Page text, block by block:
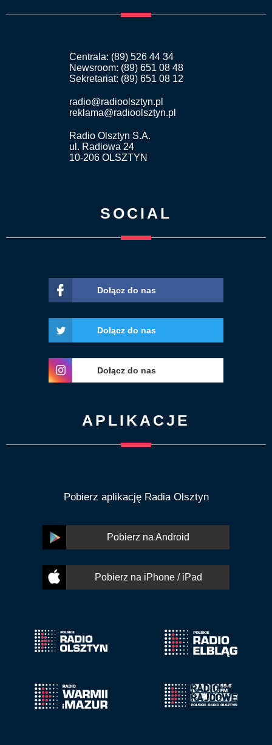
Centrala: (89) 526 44 34
Newsroom: (89) 651 08 48
Sekretariat: (89) 651 08 12
radio@radioolsztyn.pl
reklama@radioolsztyn.pl
Radio Olsztyn S.A.
ul. Radiowa 24
10-206 OLSZTYN
SOCIAL
Dołącz do nas
Dołącz do nas
Dołącz do nas
APLIKACJE
Pobierz aplikację Radia Olsztyn
Pobierz na Android
Pobierz na iPhone / iPad